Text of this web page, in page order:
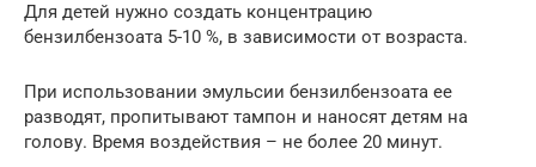
Для детей нужно создать концентрацию
бензилбензоата 5-10 %, в зависимости от возраста.
При использовании эмульсии бензилбензоата ее
разводят, пропитывают тампон и наносят детям на
голову. Время воздействия – не более 20 минут.